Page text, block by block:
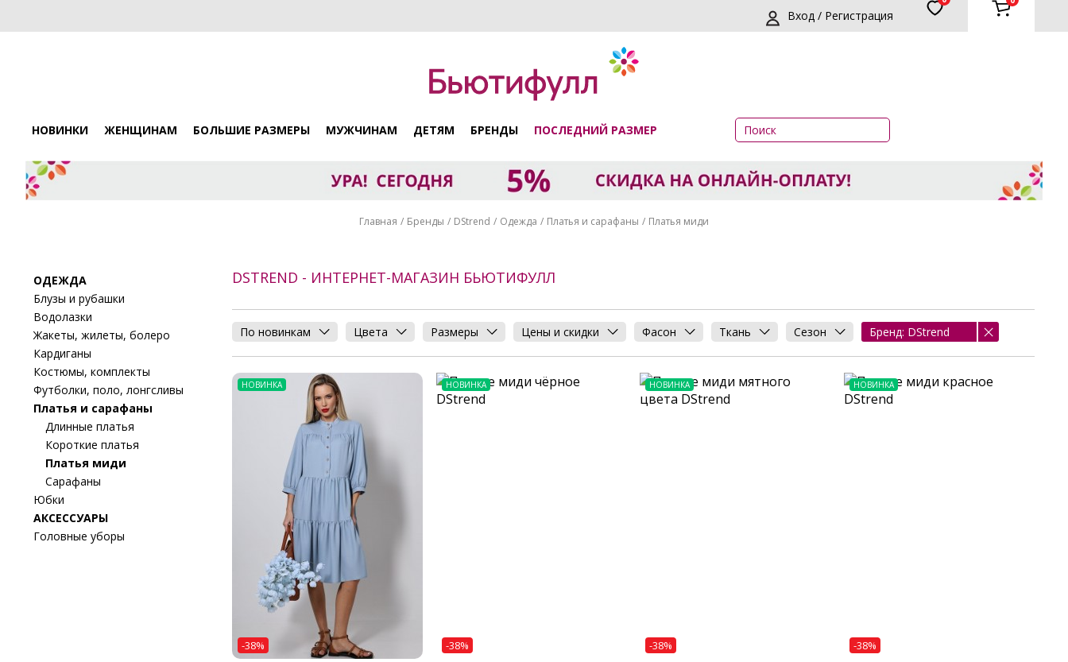
Вход / Регистрация
НОВИНКИ ЖЕНЩИНАМ БОЛЬШИЕ РАЗМЕРЫ МУЖЧИНАМ ДЕТЯМ БРЕНДЫ ПОСЛЕДНИЙ РАЗМЕР
Главная Бренды DStrend Одежда Платья и сарафаны Платья миди
ОДЕЖДА
Блузы и рубашки
Водолазки
Жакеты, жилеты, болеро
Кардиганы
Костюмы, комплекты
Футболки, поло, лонгсливы
Платья и сарафаны
Длинные платья
Короткие платья
Платья миди
Сарафаны
Юбки
АКСЕССУАРЫ
Головные уборы
DSTREND - ИНТЕРНЕТ-МАГАЗИН БЬЮТИФУЛЛ
По новинкам Цвета Размеры Цены и скидки Фасон Ткань Сезон Бренд: DStrend
НОВИНКА
-38%
НОВИНКА
-38%
НОВИНКА
-38%
НОВИНКА
-38%